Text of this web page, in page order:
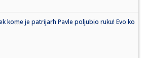
kome je patrijarh Pavle poljubio ruku! Evo ko